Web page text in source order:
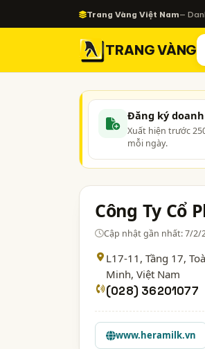
Trang Vàng Việt Nam—
TRANG VÀNG
Đăng ký
Xuất hiện trước
mỗi ngày.
Công Ty Cổ
Cập nhật gần nhất: 7/2/
L17-11, Tầng 17,
Minh, Việt Nam
(028) 36201077
www.heramilk.vn